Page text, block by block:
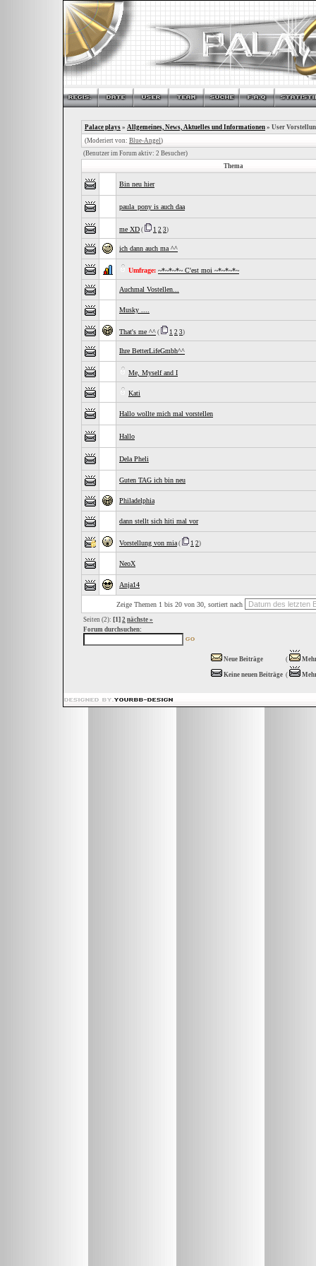
Palace plays » Allgemeines, News, Aktuelles und Informationen » User
(Moderiert von: Blue-Angel)
(Benutzer im Forum aktiv: 2 Besucher)
Thema
Bin neu hier
paula_pony is auch daa
me XD ( 1 2 3)
ich dann auch ma ^^
Umfrage: ~*~*~*~ C'est moi ~*~*~*~
Auchmal Vostellen...
Musky ....
That's me ^^ ( 1 2 3)
Ihre BetterLifeGmbh^^
Me, Myself and I
Kati
Hallo wollte mich mal vorstellen
Hallo
Dela Pheli
Guten TAG ich bin neu
Philadelphia
dann stellt sich hiti mal vor
Vorstellung von mia( 1 2)
NeoX
Anja14
Zeige Themen 1 bis 20 von 30, sortiert nach
Seiten (2): [1] 2 nächste »
Forum durchsuchen:
Neue Beiträge (
Keine neuen Beiträge (